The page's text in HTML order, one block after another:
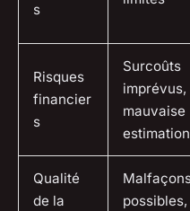
s
Risques
financier
s
Surcoûts
imprévus,
mauvaise
estimation
Qualité
de la
possibles,